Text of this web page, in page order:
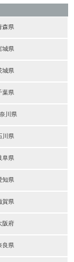
森県
城県
城県
葉県
川県
川県
阜県
知県
賀県
阪府
良県